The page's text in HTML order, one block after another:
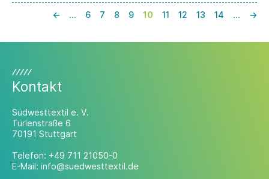
„Herbst der Reformen“ Bürokratie
abbauen, das Sozialsystem zukunftsfähig
des Wirtschaftsstandorts sichern.
← … 6 7 8 9 10 11 12 13 14 … →
Kontakt
Südwesttextil e. V.
Türlenstraße 6
70191 Stuttgart
Telefon: +49 711 21050-0
E-Mail: info@suedwesttextil.de